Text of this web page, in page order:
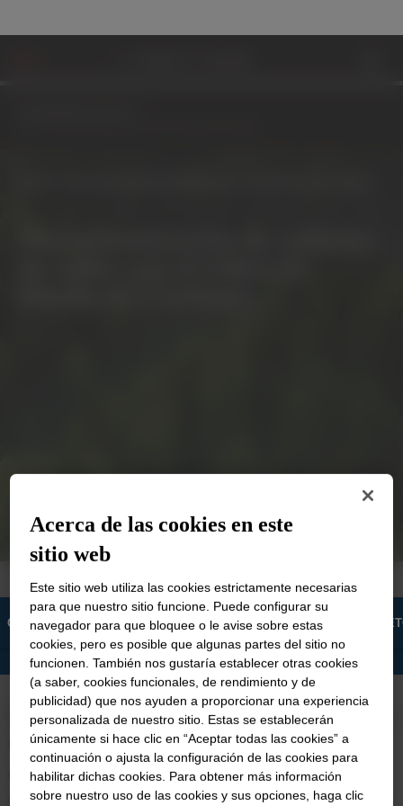
COLABORACIÓN CONOZCA NUESTROS PRODUCTOS
La metodología del Libro de Huella de
Carbono (CFL) se basa en los
estándares actuales de Huella de
Carbono del Producto y en las pautas
Acerca de las cookies en este
sitio web
Este sitio web utiliza las cookies estrictamente necesarias
para que nuestro sitio funcione. Puede configurar su
navegador para que bloquee o le avise sobre estas
cookies, pero es posible que algunas partes del sitio no
funcionen. También nos gustaría establecer otras cookies
(a saber, cookies funcionales, de rendimiento y de
publicidad) que nos ayuden a proporcionar una experiencia
personalizada de nuestro sitio. Estas se establecerán
únicamente si hace clic en “Aceptar todas las cookies” a
continuación o ajusta la configuración de las cookies para
habilitar dichas cookies. Para obtener más información
sobre nuestro uso de las cookies y sus opciones, haga clic